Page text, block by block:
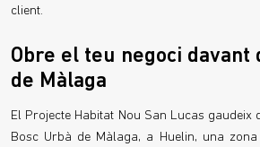
client.
Obre el teu negoci davant
de Màlaga
El Projecte Habitat Nou San Lucas
Bosc Urbà de Màlaga, a Huelin, una